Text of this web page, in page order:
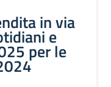
in via
e
per le